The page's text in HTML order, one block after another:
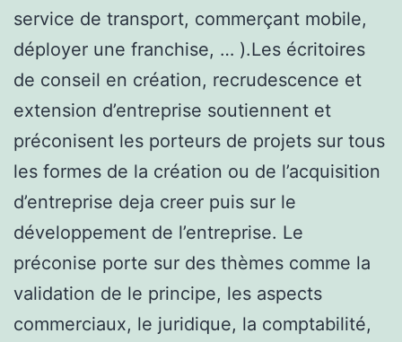
service de transport, commerçant mobile,
déployer une franchise, … ).Les écritoires
de conseil en création, recrudescence et
extension d’entreprise soutiennent et
préconisent les porteurs de projets sur tous
les formes de la création ou de l’acquisition
d’entreprise deja creer puis sur le
développement de l’entreprise. Le
préconise porte sur des thèmes comme la
validation de le principe, les aspects
commerciaux, le juridique, la comptabilité,